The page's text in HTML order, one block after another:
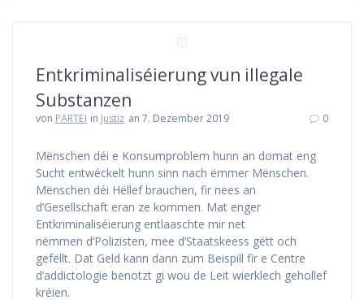
Entkriminaliséierung vun illegale
Substanzen
von PARTEI in Justiz an 7. Dezember 2019 0
Mënschen déi e Konsumproblem hunn an domat eng
Sucht entwéckelt hunn sinn nach ëmmer Mënschen.
Mënschen déi Hëllef brauchen, fir nees an
d’Gesellschaft eran ze kommen. Mat enger
Entkriminaliséierung entlaaschte mir net
nëmmen d’Polizisten, mee d’Staatskeess gëtt och
gefëllt. Dat Geld kann dann zum Beispill fir e Centre
d’addictologie benotzt gi wou de Leit wierklech gehollef
kréien.